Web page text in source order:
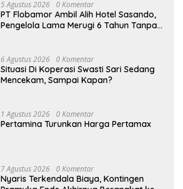
5 Agustus 2026 0 Komentar
PT Flobamor Ambil Alih Hotel Sasando,
Pengelola Lama Merugi 6 Tahun Tanpa
6 Agustus 2026 0 Komentar
Situasi Di Koperasi Swasti Sari Sedang
Mencekam, Sampai Kapan?
1 Agustus 2026 0 Komentar
Pertamina Turunkan Harga Pertamax
7 Agustus 2026 0 Komentar
Nyaris Terkendala Biaya, Kontingen